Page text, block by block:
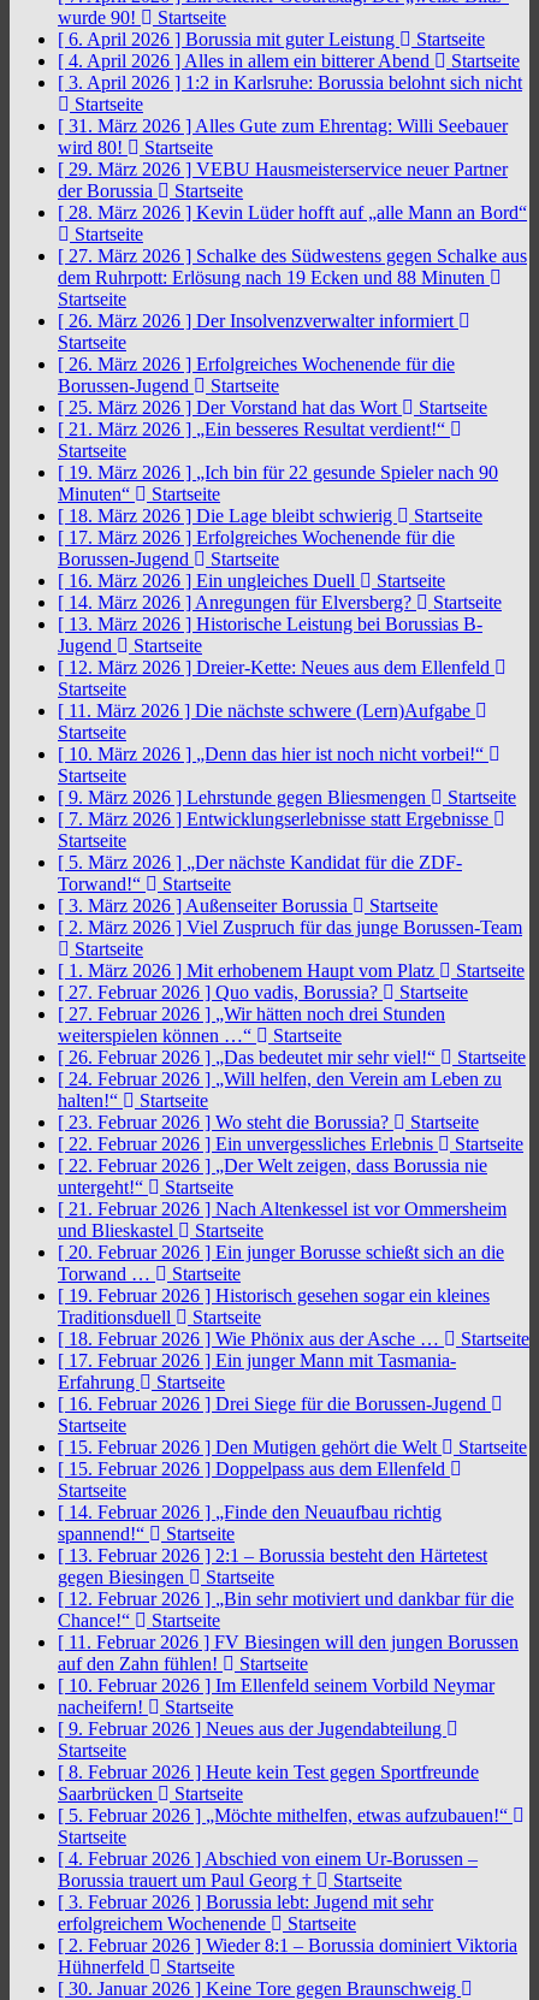
wurde 90!
Startseite
[ 6. April 2026 ] Borussia mit guter Leistung
Startseite
[ 4. April 2026 ] Alles in allem ein bitterer Abend
Startseite
[ 3. April 2026 ] 1:2 in Karlsruhe: Borussia belohnt sich nicht
Startseite
[ 31. März 2026 ] Alles Gute zum Ehrentag: Willi Seebauer
wird 80!
Startseite
[ 29. März 2026 ] VEBU Hausmeisterservice neuer Partner
der Borussia
Startseite
[ 28. März 2026 ] Kevin Lüder hofft auf „alle Mann an Bord“
Startseite
[ 27. März 2026 ] Schalke des Südwestens gegen Schalke aus
dem Ruhrpott: Erlösung nach 19 Ecken und 88 Minuten
Startseite
[ 26. März 2026 ] Der Insolvenzverwalter informiert
Startseite
[ 26. März 2026 ] Erfolgreiches Wochenende für die
Borussen-Jugend
Startseite
[ 25. März 2026 ] Der Vorstand hat das Wort
Startseite
[ 21. März 2026 ] „Ein besseres Resultat verdient!“
Startseite
[ 19. März 2026 ] „Ich bin für 22 gesunde Spieler nach 90
Minuten“
Startseite
[ 18. März 2026 ] Die Lage bleibt schwierig
Startseite
[ 17. März 2026 ] Erfolgreiches Wochenende für die
Borussen-Jugend
Startseite
[ 16. März 2026 ] Ein ungleiches Duell
Startseite
[ 14. März 2026 ] Anregungen für Elversberg?
Startseite
[ 13. März 2026 ] Historische Leistung bei Borussias B-
Jugend
Startseite
[ 12. März 2026 ] Dreier-Kette: Neues aus dem Ellenfeld
Startseite
[ 11. März 2026 ] Die nächste schwere (Lern)Aufgabe
Startseite
[ 10. März 2026 ] „Denn das hier ist noch nicht vorbei!“
Startseite
[ 9. März 2026 ] Lehrstunde gegen Bliesmengen
Startseite
[ 7. März 2026 ] Entwicklungserlebnisse statt Ergebnisse
Startseite
[ 5. März 2026 ] „Der nächste Kandidat für die ZDF-
Torwand!“
Startseite
[ 3. März 2026 ] Außenseiter Borussia
Startseite
[ 2. März 2026 ] Viel Zuspruch für das junge Borussen-Team
Startseite
[ 1. März 2026 ] Mit erhobenem Haupt vom Platz
Startseite
[ 27. Februar 2026 ] Quo vadis, Borussia?
Startseite
[ 27. Februar 2026 ] „Wir hätten noch drei Stunden
weiterspielen können …“
Startseite
[ 26. Februar 2026 ] „Das bedeutet mir sehr viel!“
Startseite
[ 24. Februar 2026 ] „Will helfen, den Verein am Leben zu
halten!“
Startseite
[ 23. Februar 2026 ] Wo steht die Borussia?
Startseite
[ 22. Februar 2026 ] Ein unvergessliches Erlebnis
Startseite
[ 22. Februar 2026 ] „Der Welt zeigen, dass Borussia nie
untergeht!“
Startseite
[ 21. Februar 2026 ] Nach Altenkessel ist vor Ommersheim
und Blieskastel
Startseite
[ 20. Februar 2026 ] Ein junger Borusse schießt sich an die
Torwand …
Startseite
[ 19. Februar 2026 ] Historisch gesehen sogar ein kleines
Traditionsduell
Startseite
[ 18. Februar 2026 ] Wie Phönix aus der Asche …
Startseite
[ 17. Februar 2026 ] Ein junger Mann mit Tasmania-
Erfahrung
Startseite
[ 16. Februar 2026 ] Drei Siege für die Borussen-Jugend
Startseite
[ 15. Februar 2026 ] Den Mutigen gehört die Welt
Startseite
[ 15. Februar 2026 ] Doppelpass aus dem Ellenfeld
Startseite
[ 14. Februar 2026 ] „Finde den Neuaufbau richtig
spannend!“
Startseite
[ 13. Februar 2026 ] 2:1 – Borussia besteht den Härtetest
gegen Biesingen
Startseite
[ 12. Februar 2026 ] „Bin sehr motiviert und dankbar für die
Chance!“
Startseite
[ 11. Februar 2026 ] FV Biesingen will den jungen Borussen
auf den Zahn fühlen!
Startseite
[ 10. Februar 2026 ] Im Ellenfeld seinem Vorbild Neymar
nacheifern!
Startseite
[ 9. Februar 2026 ] Neues aus der Jugendabteilung
Startseite
[ 8. Februar 2026 ] Heute kein Test gegen Sportfreunde
Saarbrücken
Startseite
[ 5. Februar 2026 ] „Möchte mithelfen, etwas aufzubauen!“
Startseite
[ 4. Februar 2026 ] Abschied von einem Ur-Borussen –
Borussia trauert um Paul Georg †
Startseite
[ 3. Februar 2026 ] Borussia lebt: Jugend mit sehr
erfolgreichem Wochenende
Startseite
[ 2. Februar 2026 ] Wieder 8:1 – Borussia dominiert Viktoria
Hühnerfeld
Startseite
[ 30. Januar 2026 ] Keine Tore gegen Braunschweig